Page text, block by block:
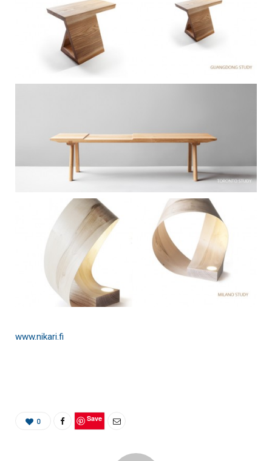
www.nikari.fi
0 Save